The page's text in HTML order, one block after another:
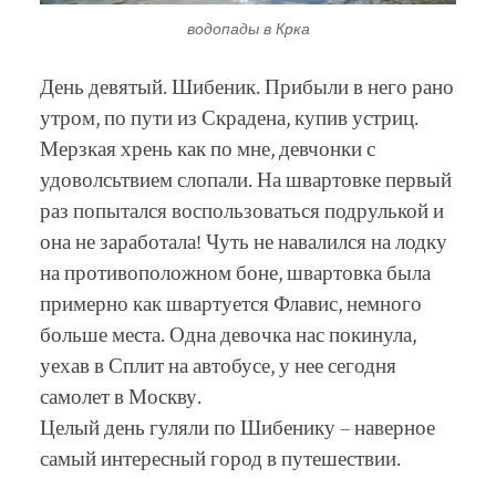
водопады в Крка
День девятый. Шибеник. Прибыли в него рано
утром, по пути из Скрадена, купив устриц.
Мерзкая хрень как по мне, девчонки с
удоволсьтвием слопали. На швартовке первый
раз попытался воспользоваться подрулькой и
она не заработала! Чуть не навалился на лодку
на противоположном боне, швартовка была
примерно как швартуется Флавис, немного
больше места. Одна девочка нас покинула,
уехав в Сплит на автобусе, у нее сегодня
самолет в Москву.
Целый день гуляли по Шибенику – наверное
самый интересный город в путешествии.